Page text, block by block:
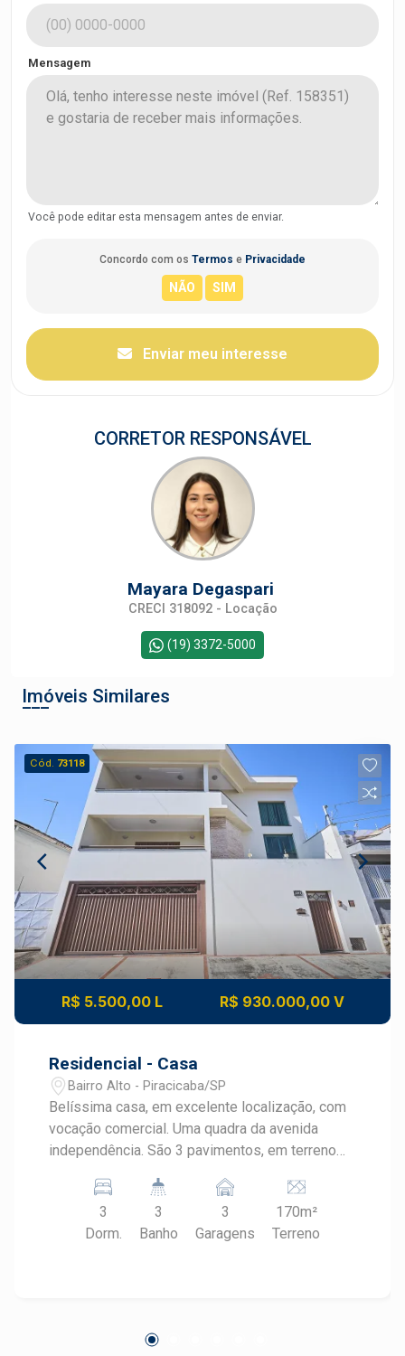
Mensagem
Você pode editar esta mensagem antes de enviar.
Concordo com os Termos e Privacidade
Enviar meu interesse
CORRETOR RESPONSÁVEL
Mayara Degaspari
CRECI 318092 - Locação
(19) 3372-5000
Imóveis Similares
Cód. 73118
R$ 5.500,00 L R$ 930.000,00 V
Residencial - Casa
Bairro Alto - Piracicaba/SP
Belíssima casa, em excelente localização, com
vocação comercial. Uma quadra da avenida
independência. São 3 pavimentos, em terreno
- sala de estar e jantar com pé direito duplo -
lavanderia e quintal -ampla garagem para 3
com hidro e blindex - 1 banheiro social com
3
Dorm.
3
Banho
3
Garagens
170m²
Terreno